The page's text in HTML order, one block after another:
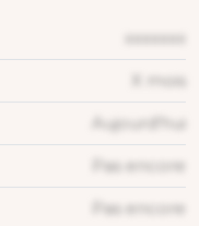
xxxxxxx
X mois
Aujourd'hui
Pas encore
Pas encore